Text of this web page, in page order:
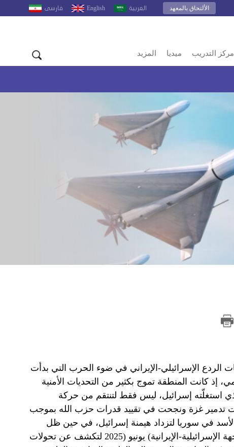
العربية English فارسى الألتحاق بالمعهد
مركز التدريب ميديا المزيد